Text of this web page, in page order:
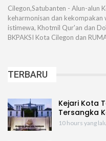
Cilegon,Satubanten - Alun-alun
keharmonisan dan kekompakan
istimewa, Khotmil Qur'an dan
BKPAKSI Kota Cilegon dan
TERBARU
Kejari Kota
Tersangka
10 hours yang